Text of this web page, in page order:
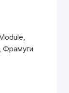
Фрамуги